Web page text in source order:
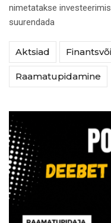
nimetatakse
suurendada
Aktsiad
Raamatupidamine